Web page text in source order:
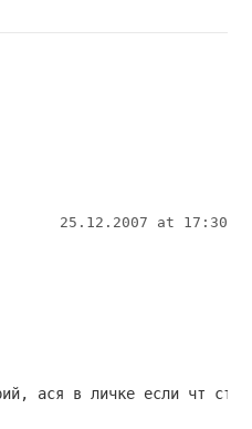
25.12.2007 at 17:30
ася в личке если чт